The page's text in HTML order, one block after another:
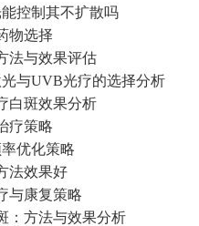
控制其不扩散吗
物选择
法与效果评估
与UVB光疗的选择分析
白斑效果分析
疗策略
优化策略
法效果好
与康复策略
：方法与效果分析